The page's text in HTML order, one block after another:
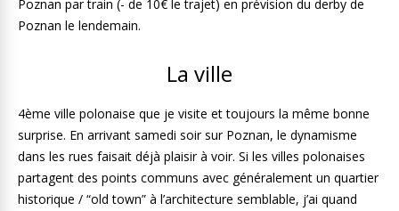
Poznan par train (- de 10€ le trajet) en prévision du derby de
Poznan le lendemain.
La ville
4ème ville polonaise que je visite et toujours la même bonne
surprise. En arrivant samedi soir sur Poznan, le dynamisme
dans les rues faisait déjà plaisir à voir. Si les villes polonaises
partagent des points communs avec généralement un quartier
historique / “old town” à l’architecture semblable, j’ai quand